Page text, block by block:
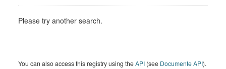
Please try another search.
You can also access this registry using theAPI (see Documente API).